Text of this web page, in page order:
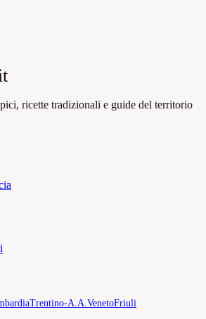
ricette tradizionali e guide del territorio
Trentino-A.A. VenetoFriuli